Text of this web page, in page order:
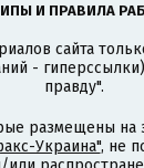
И ПРАВИЛА
сайта
-
правду".
размещены на
Украина", не